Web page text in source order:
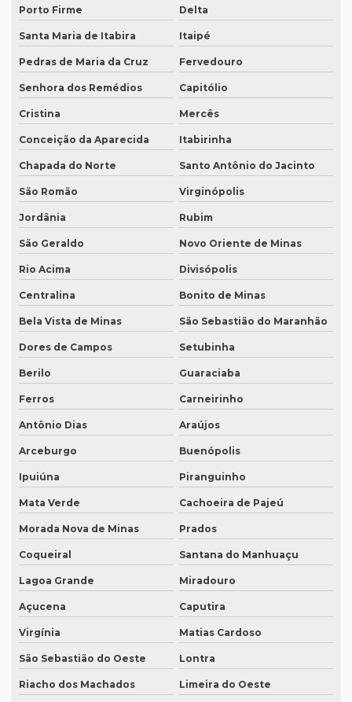
Preço tradução juramentada brasil
Preço de tradução e legendagem
Preço tradução por página
Preço tradução por palavra
Preço tradução português inglês
Preço tradução russo
Preço tradução russo português
Preço tradução simultânea
Preço tradução técnica
Preço tradutor juramentado
Preço de um artigo científico
Quais documentos precisam de tradução juramentada
Qual a diferença entre tradução simples para tradução
juramentada?
Qual é a melhor empresa de tradução em SP?
Qual é o preço da tradução simultânea?
Qual o preço de uma tradução juramentada italiano?
Qual o valor de tradução por página?
Qual é o valor de um artigo científico
Quando eu preciso de uma tradução juramentada?
Quanto custa a diária tradução simultânea
Quanto custa a diária de um intérprete simultâneo
Porto Firme Delta
Santa Maria de Itabira Itaipé
Pedras de Maria da Cruz Fervedouro
Senhora dos Remédios Capitólio
Cristina Mercês
Conceição da Aparecida Itabirinha
Chapada do Norte Santo Antônio do Jacinto
São Romão Virginópolis
Jordânia Rubim
São Geraldo Novo Oriente de Minas
Rio Acima Divisópolis
Centralina Bonito de Minas
Bela Vista de Minas São Sebastião do Maranhão
Dores de Campos Setubinha
Berilo Guaraciaba
Ferros Carneirinho
Antônio Dias Araújos
Arceburgo Buenópolis
Ipuiúna Piranguinho
Mata Verde Cachoeira de Pajeú
Morada Nova de Minas Prados
Coqueiral Santana do Manhuaçu
Lagoa Grande Miradouro
Açucena Caputira
Virgínia Matias Cardoso
São Sebastião do Oeste Lontra
Riacho dos Machados Limeira do Oeste